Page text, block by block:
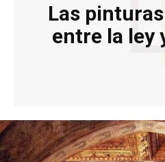
Las pinturas de Sijena:
entre la ley